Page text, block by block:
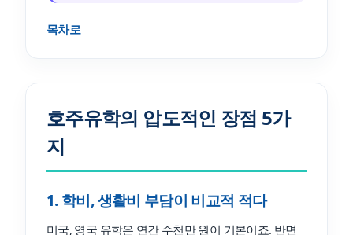
목차로
호주유학의 압도적인 장점 5가
지
1. 학비, 생활비 부담이 비교적 적다
미국, 영국 유학은 연간 수천만 원이 기본이죠. 반면